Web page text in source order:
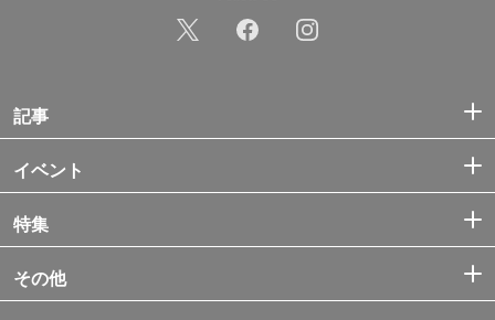
記事
イベント
特集
その他